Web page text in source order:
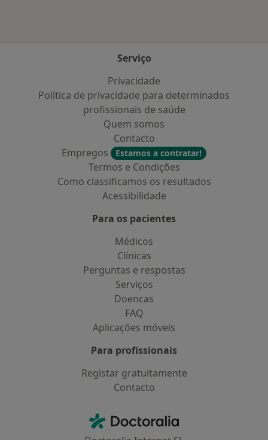
Serviço
Privacidade
Política de privacidade para determinados
profissionais de saúde
Quem somos
Contacto
Empregos
Estamos a contratar!
Termos e Condições
Como classificamos os resultados
Acessibilidade
Para os pacientes
Médicos
Clínicas
Perguntas e respostas
Serviços
Doencas
FAQ
Aplicações móveis
Para profissionais
Registar gratuitamente
Contacto
Doctoralia - Homepage